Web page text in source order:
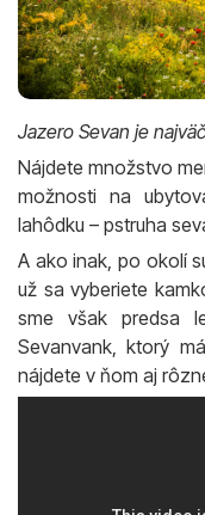
Jazero Sevan je
Nájdete množstvo
možnosti na
lahôdku – pstruha
A ako inak, po okolí
už sa vyberiete
sme však predsa
Sevanvank, ktorý
nájdete v ňom aj